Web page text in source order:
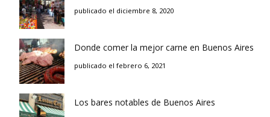
publicado el diciembre 8, 2020
Donde comer la mejor carne en Buenos Aires
publicado el febrero 6, 2021
Los bares notables de Buenos Aires